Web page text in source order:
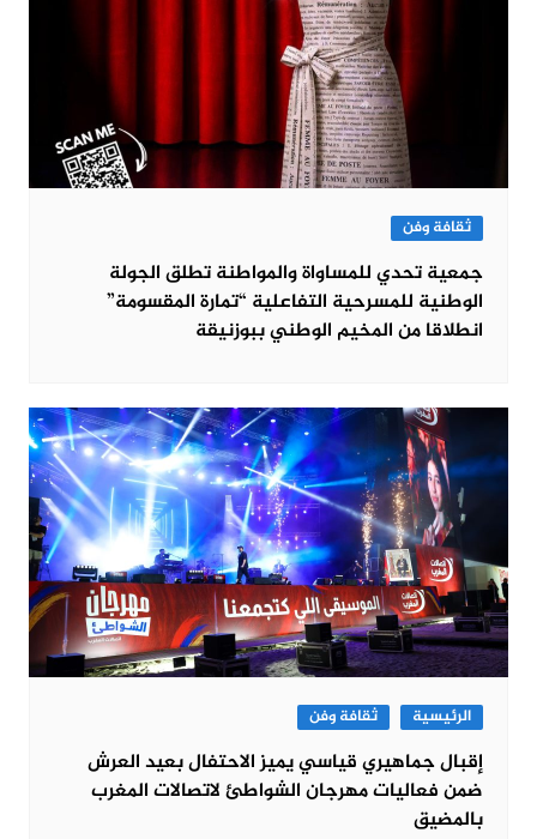
ثقافة وفن
جمعية تحدي للمساواة والمواطنة تطلق الجولة
الوطنية للمسرحية التفاعلية “تمارة المقسومة”
انطلاقا من المخيم الوطني ببوزنيقة
الرئيسية ثقافة وفن
إقبال جماهيري قياسي يميز الاحتفال بعيد العرش
ضمن فعاليات مهرجان الشواطئ لاتصالات المغرب
بالمضيق